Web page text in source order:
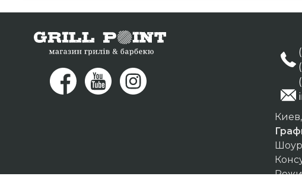
каталоге GrillPoint. Наберите прямо сейчас нашим